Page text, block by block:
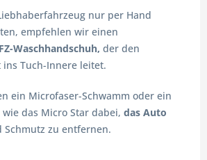
nur per Hand
empfehlen wir einen
Waschhandschuh,der den
ins Tuch-Innere leitet.
ein Microfaser-Schwamm oder ein
wie das Micro Star dabei,das Auto
Schmutz zu entfernen.